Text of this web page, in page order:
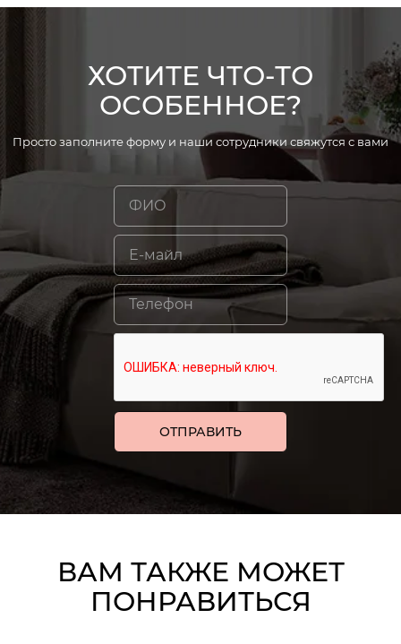
ХОТИТЕ ЧТО-ТО
ОСОБЕННОЕ?
Просто заполните форму и наши сотрудники свяжутся с вами
ВАМ ТАКЖЕ МОЖЕТ
ПОНРАВИТЬСЯ